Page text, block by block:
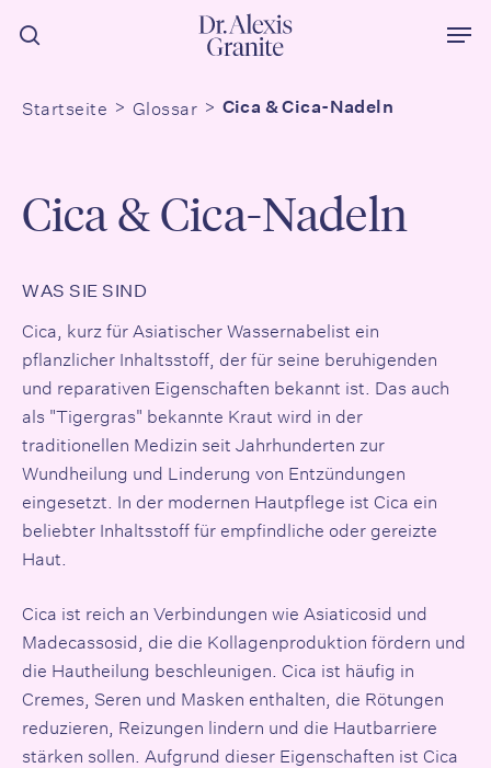
Hauptinhalt
Suche
Startseite Glossar Cica & Cica-Nadeln
Cica & Cica-Nadeln
WAS SIE SIND
Cica, kurz für Asiatischer Wassernabelist ein
pflanzlicher Inhaltsstoff, der für seine beruhigenden
und reparativen Eigenschaften bekannt ist. Das auch
als "Tigergras" bekannte Kraut wird in der
traditionellen Medizin seit Jahrhunderten zur
Wundheilung und Linderung von Entzündungen
eingesetzt. In der modernen Hautpflege ist Cica ein
beliebter Inhaltsstoff für empfindliche oder gereizte
Haut.
Cica ist reich an Verbindungen wie Asiaticosid und
Madecassosid, die die Kollagenproduktion fördern und
die Hautheilung beschleunigen. Cica ist häufig in
Cremes, Seren und Masken enthalten, die Rötungen
reduzieren, Reizungen lindern und die Hautbarriere
stärken sollen. Aufgrund dieser Eigenschaften ist Cica